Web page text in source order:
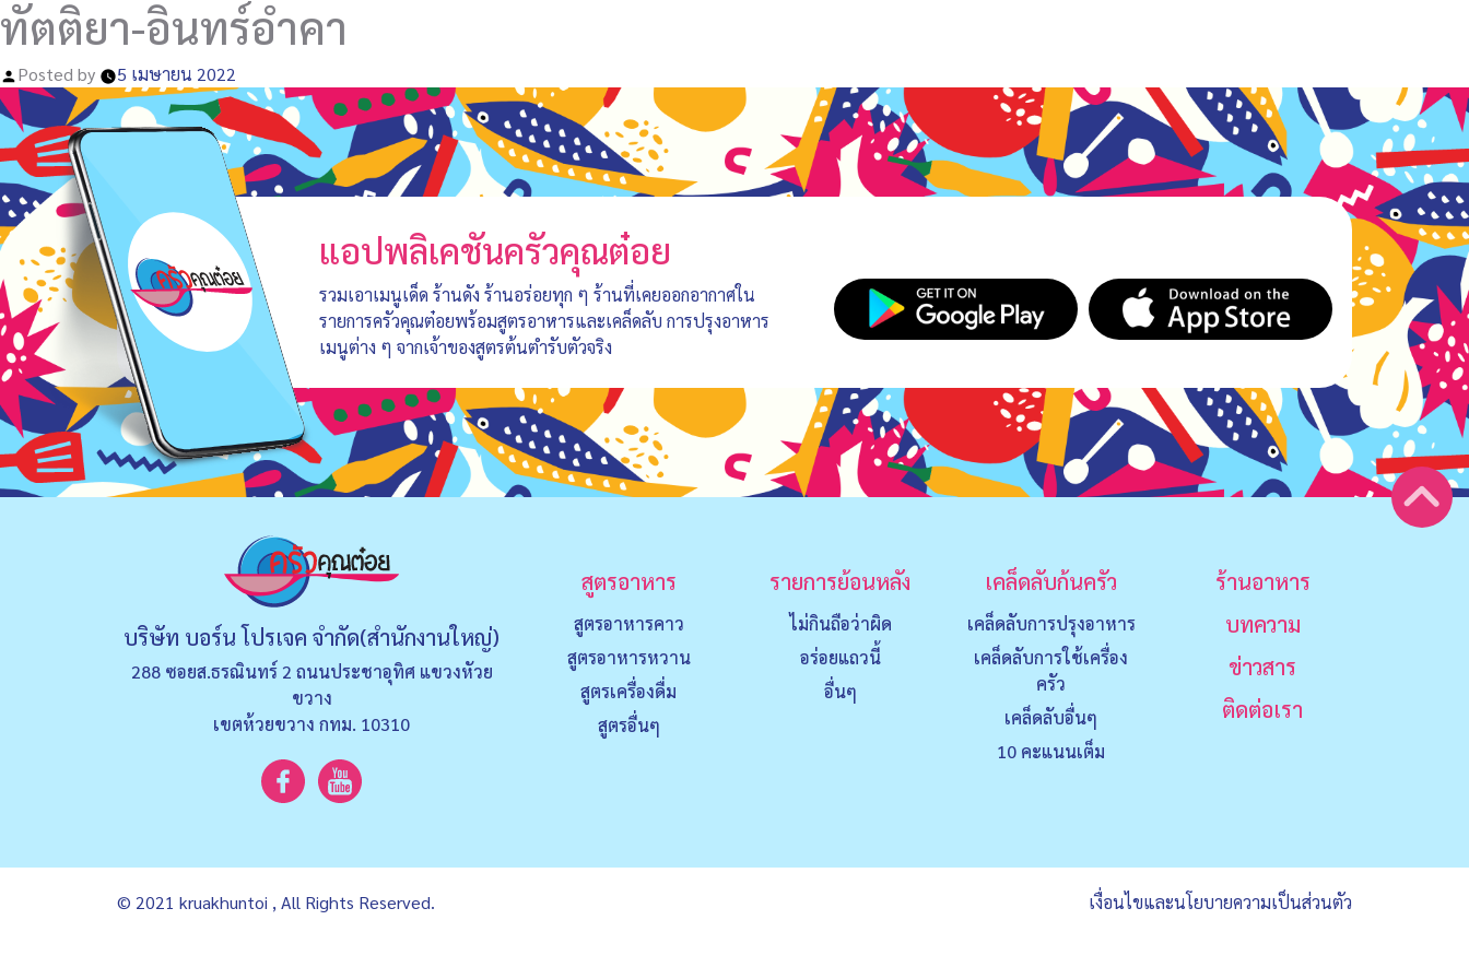
ทัตติยา-อินทร์อำคา
Posted by 5 เมษายน 2022
แอปพลิเคชันครัวคุณต๋อย
รวมเอาเมนูเด็ด ร้านดัง ร้านอร่อยทุก ๆ ร้านที่เคยออกอากาศใน
รายการครัวคุณต๋อยพร้อมสูตรอาหารและเคล็ดลับ การปรุงอาหาร
เมนูต่าง ๆ จากเจ้าของสูตรต้นตำรับตัวจริง
บริษัท บอร์น โปรเจค จำกัด(สำนักงานใหญ่)
288 ซอยส.ธรณินทร์ 2 ถนนประชาอุทิศ แขวงหัวย
ขวาง
เขตห้วยขวาง กทม. 10310
สูตรอาหาร
สูตรอาหารคาว
สูตรอาหารหวาน
สูตรเครื่องดื่ม
สูตรอื่นๆ
รายการย้อนหลัง
ไม่กินถือว่าผิด
อร่อยแถวนี้
อื่นๆ
เคล็ดลับก้นครัว
เคล็ดลับการปรุงอาหาร
เคล็ดลับการใช้เครื่อง
ครัว
เคล็ดลับอื่นๆ
10 คะแนนเต็ม
ร้านอาหาร
บทความ
ข่าวสาร
ติดต่อเรา
เงื่อนไขและนโยบายความเป็นส่วนตัว
© 2021 kruakhuntoi , All Rights Reserved.